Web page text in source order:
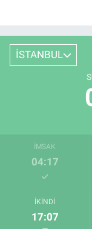
İSTANBUL
İMSAK
04:17
İKINDI
17:07